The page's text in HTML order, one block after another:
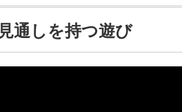
見通しを持つ遊び